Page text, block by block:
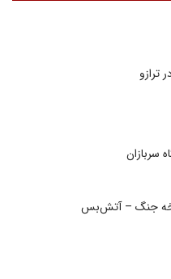
ترازو
سربازان
جنگ – آتش‌بس